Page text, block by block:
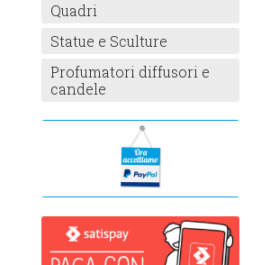
Quadri
Statue e Sculture
Profumatori diffusori e
candele